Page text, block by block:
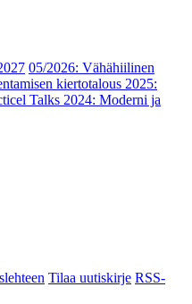
05/2026: Vähähiilinen
kiertotalous 2025:
Talks 2024: Moderni ja
Tilaa uutiskirje RSS-